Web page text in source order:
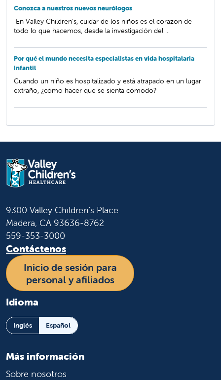
Conozca a nuestros nuevos neurólogos
En Valley Children's, cuidar de los niños es el corazón de
todo lo que hacemos, desde la investigación del ...
Por qué el mundo necesita especialistas en vida hospitalaria
infantil
Cuando un niño es hospitalizado y está atrapado en un lugar
extraño, ¿cómo hacer que se sienta cómodo?
9300 Valley Children's Place
Madera, CA 93636-8762
559-353-3000
Contáctenos
Inicio de sesión para
personal y afiliados
Idioma
Inglés Español
Más información
Sobre nosotros